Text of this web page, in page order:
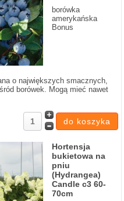
borówka
amerykańska
Bonus
o największych smacznych,
borówek. Mogą mieć nawet
Hortensja
bukietowa na
pniu
(Hydrangea)
Candle c3 60-
70cm